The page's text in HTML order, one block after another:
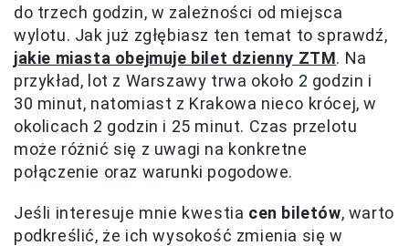
do trzech godzin, w zależności od miejsca
wylotu. Jak już zgłębiasz ten temat to sprawdź,
jakie miasta obejmuje bilet dzienny ZTM. Na
przykład, lot z Warszawy trwa około 2 godzin i
30 minut, natomiast z Krakowa nieco krócej, w
okolicach 2 godzin i 25 minut. Czas przelotu
może różnić się z uwagi na konkretne
połączenie oraz warunki pogodowe.
Jeśli interesuje mnie kwestia cen biletów, warto
podkreślić, że ich wysokość zmienia się w